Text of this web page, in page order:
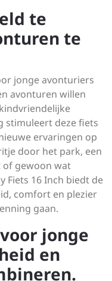
te
te
jonge avonturiers
avonturen willen
stimuleert deze fiets
ervaringen op
door het park, een
gewoon wat
Fiets 16 Inch biedt de
comfort en plezier
gaan.
jonge
en